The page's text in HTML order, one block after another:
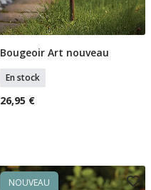
Ajouter Au Panier
Bougeoir Art nouveau
En stock
26,95 €
NOUVEAU